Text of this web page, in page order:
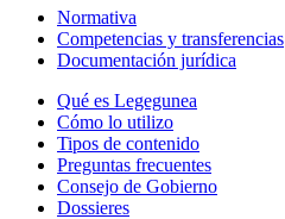
Normativa
Competencias y transferencias
Documentación jurídica
Qué es Legegunea
Cómo lo utilizo
Tipos de contenido
Preguntas frecuentes
Consejo de Gobierno
Dossieres